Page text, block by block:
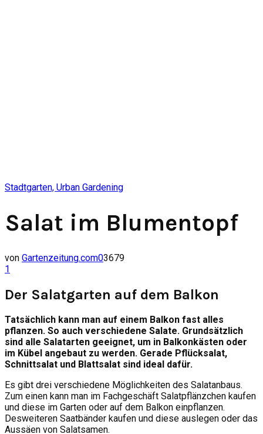
Stadtgarten, Urban Gardening
Salat im Blumentopf
von Gartenzeitung.com03679
1
Der Salatgarten auf dem Balkon
Tatsächlich kann man auf einem Balkon fast alles
pflanzen. So auch verschiedene Salate. Grundsätzlich
sind alle Salatarten geeignet, um in Balkonkästen oder
im Kübel angebaut zu werden. Gerade Pflücksalat,
Schnittsalat und Blattsalat sind ideal dafür.
Es gibt drei verschiedene Möglichkeiten des Salatanbaus.
Zum einen kann man im Fachgeschäft Salatpflänzchen kaufen
und diese im Garten oder auf dem Balkon einpflanzen.
Desweiteren Saatbänder kaufen und diese auslegen oder das
Aussäen von Salatsamen.